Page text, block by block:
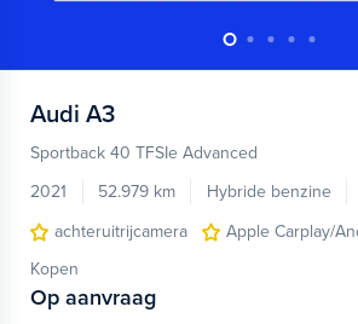
Audi A3
Sportback 40 TFSIe Advanced
2021
52.979 km Hybride benzine
achteruitrijcamera
Apple Carplay/
Kopen
Op aanvraag